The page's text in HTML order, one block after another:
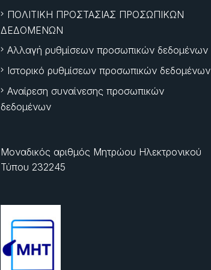
ΠΟΛΙΤΙΚΗ ΠΡΟΣΤΑΣΙΑΣ ΠΡΟΣΩΠΙΚΩΝ
ΔΕΔΟΜΕΝΩΝ
Αλλαγή ρυθμίσεων προσωπικών δεδομένων
Ιστορικό ρυθμίσεων προσωπικών δεδομένων
Αναίρεση συναίνεσης προσωπικών
δεδομένων
Μοναδικός αριθμός Μητρώου Ηλεκτρονικού
Τύπου 232245